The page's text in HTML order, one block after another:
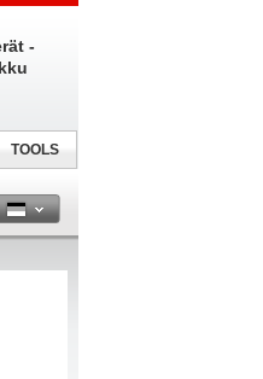
-
TOOLS